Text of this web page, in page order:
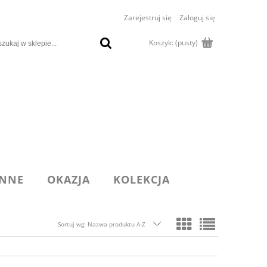
Zarejestruj się Zaloguj się
Koszyk: (pusty)
OKAZJA KOLEKCJA
Sortuj wg: Nazwa produktu A-Z